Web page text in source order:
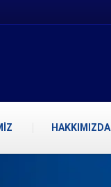
HAKKIMIZDA